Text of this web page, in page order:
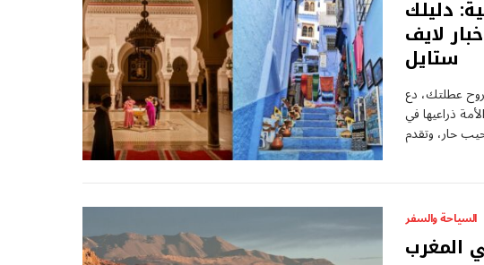
دليلك
لايف
ستايل
عطلتك، دع
ذراعيها في
السياحة والسفر
المغرب